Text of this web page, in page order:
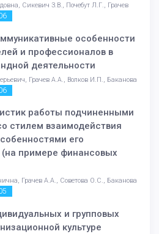
Сикевич З.В., Почебут Л.Г., Грачев
особенности
и профессионалов в
деятельности
Грачев А.А., Волков И.П., Баканова
работы подчиненными
стилем взаимодействия
его
примере финансовых
Грачев А.А., Советова О.С., Баканова
и групповых
культуре